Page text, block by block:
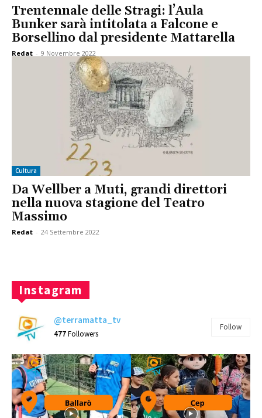
Trentennale delle Stragi: l’Aula
Bunker sarà intitolata a Falcone e
Borsellino dal presidente Mattarella
Redat - 9 Novembre 2022
Cultura
Da Wellber a Muti, grandi direttori
nella nuova stagione del Teatro
Massimo
Redat - 24 Settembre 2022
Instagram
@terramatta_tv
477Followers
Follow